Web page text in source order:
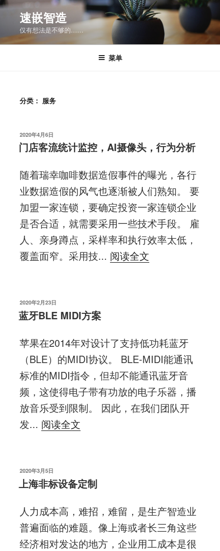
跳
内
速嵌智造
仅有想法是不够的……
菜单
分类： 服务
发
布
于
2020年4月6日
门店客流统计监控，AI摄像头，行为分析
随着瑞幸咖啡数据造假事件的曝光，各行
业数据造假的风气也逐渐被人们熟知。 要
加盟一家连锁，要确定投资一家连锁企业
是否合适，就需要采用一些技术手段。 雇
人、亲身蹲点，采样率和执行效率太低，
覆盖面窄。采用技... 阅读全文
发
布
于
2020年2月23日
蓝牙BLE MIDI方案
苹果在2014年对设计了支持低功耗蓝牙
（BLE）的MIDI协议。 BLE-MIDI能通讯
标准的MIDI指令，但却不能通讯蓝牙音
频，这使得电子带有功放的电子乐器，播
放音乐受到限制。 因此，在我们团队开
发... 阅读全文
发
布
于
2020年3月5日
上海非标设备定制
人力成本高，难招，难留，是生产智造业
普遍面临的难题。像上海或者长三角这些
经济相对发达的地方，企业用工成本是很